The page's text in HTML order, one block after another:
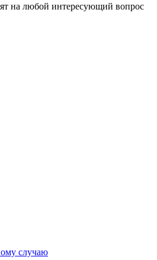
на любой интересующий вопрос
случаю